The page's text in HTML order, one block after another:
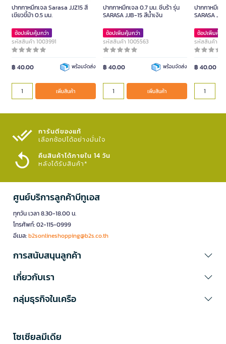
ปากกาหมึกเจล Sarasa JJZ15 สี
เขียวขี้ม้า 0.5 มม.
ช้อปเพิ่มคุ้มกว่า
รหัสสินค้า 1003991
฿ 40.00 พร้อมจัดส่ง
เพิ่มสินค้า
ปากกาหมึกเจล 0.7 มม. ซีบร้า รุ่น
SARASA JJB-15 สีน้ำเงิน
ช้อปเพิ่มคุ้มกว่า
รหัสสินค้า 1005563
฿ 40.00 พร้อมจัดส่ง
เพิ่มสินค้า
ปากกาหมึกเ
SARASA
ช้อปเพิ่มคุ้ม
รหัสสินค้า
฿ 40.00
การันตีของแท้
เลือกช้อปได้อย่างมั่นใจ​
คืนสินค้าได้ภายใน 14 วัน
หลังได้รับสินค้า*
ศูนย์บริการลูกค้าบีทูเอส
ทุกวัน เวลา 8.30-18.00 น.
โทรศัพท์: 02-115-0999
อีเมล:b2sonlineshopping@b2s.co.th
การสนับสนุนลูกค้า
เกี่ยวกับเรา
กลุ่มธุรกิจในเครือ
โซเซียลมีเดีย​